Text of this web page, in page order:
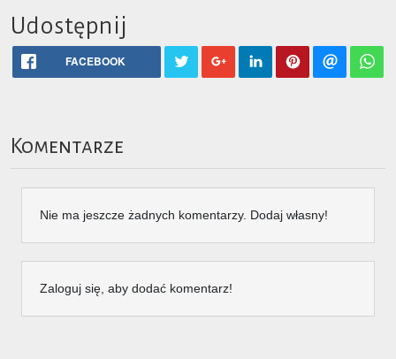
Udostępnij
FACEBOOK
Komentarze
Nie ma jeszcze żadnych komentarzy. Dodaj własny!
Zaloguj się, aby dodać komentarz!